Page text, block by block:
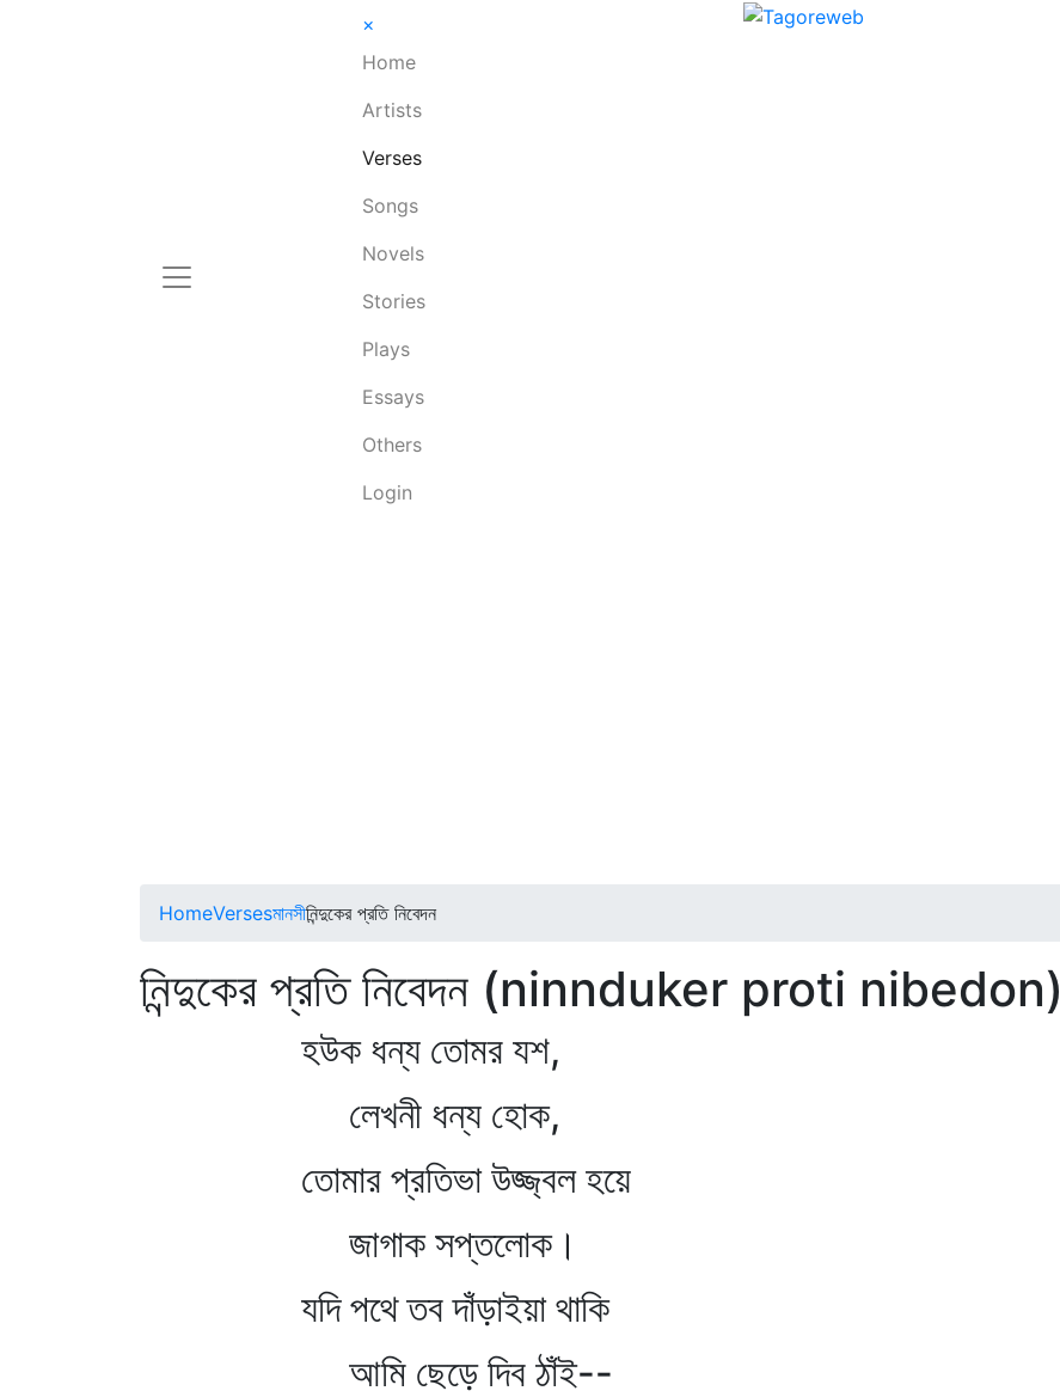
×
Home
Artists
Verses
Songs
Novels
Stories
Plays
Essays
Others
Login
HomeVersesমানসীনিন্দুকের প্রতি নিবেদন
নিন্দুকের প্রতি নিবেদন (ninnduker proti nibedon)
হউক ধন্য তোমর যশ,
লেখনী ধন্য হোক,
তোমার প্রতিভা উজ্জ্বল হয়ে
জাগাক সপ্তলোক।
যদি পথে তব দাঁড়াইয়া থাকি
আমি ছেড়ে দিব ঠাঁই--